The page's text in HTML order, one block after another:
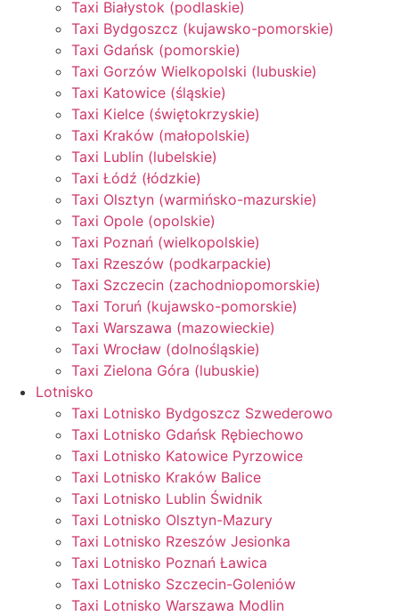
Taxi Białystok (podlaskie)
Taxi Bydgoszcz (kujawsko-pomorskie)
Taxi Gdańsk (pomorskie)
Taxi Gorzów Wielkopolski (lubuskie)
Taxi Katowice (śląskie)
Taxi Kielce (świętokrzyskie)
Taxi Kraków (małopolskie)
Taxi Lublin (lubelskie)
Taxi Łódź (łódzkie)
Taxi Olsztyn (warmińsko-mazurskie)
Taxi Opole (opolskie)
Taxi Poznań (wielkopolskie)
Taxi Rzeszów (podkarpackie)
Taxi Szczecin (zachodniopomorskie)
Taxi Toruń (kujawsko-pomorskie)
Taxi Warszawa (mazowieckie)
Taxi Wrocław (dolnośląskie)
Taxi Zielona Góra (lubuskie)
Lotnisko
Taxi Lotnisko Bydgoszcz Szwederowo
Taxi Lotnisko Gdańsk Rębiechowo
Taxi Lotnisko Katowice Pyrzowice
Taxi Lotnisko Kraków Balice
Taxi Lotnisko Lublin Świdnik
Taxi Lotnisko Olsztyn-Mazury
Taxi Lotnisko Rzeszów Jesionka
Taxi Lotnisko Poznań Ławica
Taxi Lotnisko Szczecin-Goleniów
Taxi Lotnisko Warszawa Modlin